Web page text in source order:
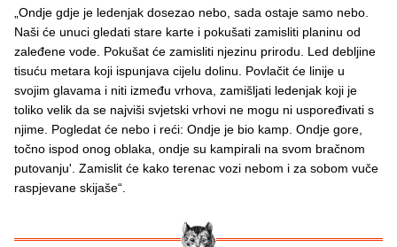
„Ondje gdje je ledenjak dosezao nebo, sada ostaje samo nebo.
Naši će unuci gledati stare karte i pokušati zamisliti planinu od
zaleđene vode. Pokušat će zamisliti njezinu prirodu. Led debljine
tisuću metara koji ispunjava cijelu dolinu. Povlačit će linije u
svojim glavama i niti između vrhova, zamišljati ledenjak koji je
toliko velik da se najviši svjetski vrhovi ne mogu ni uspoređivati s
njime. Pogledat će nebo i reći: Ondje je bio kamp. Ondje gore,
točno ispod onog oblaka, ondje su kampirali na svom bračnom
putovanju'. Zamislit će kako terenac vozi nebom i za sobom vuče
raspjevane skijaše“.